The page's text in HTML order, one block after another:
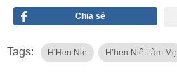
Chia sẻ
Tags: H'Hen Nie H’hen Niê Làm Mẹ